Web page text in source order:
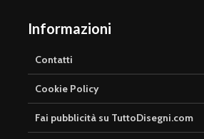
Informazioni
Contatti
Cookie Policy
Fai pubblicità su TuttoDisegni.com